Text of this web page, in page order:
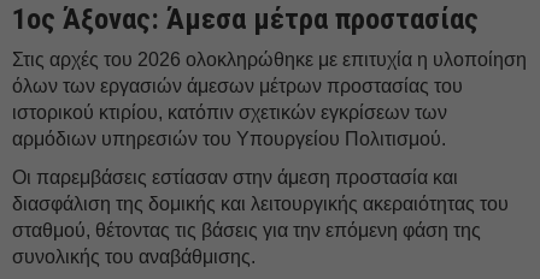
1ος Άξονας: Άμεσα μέτρα προστασίας
Στις αρχές του 2026 ολοκληρώθηκε με επιτυχία η υλοποίηση
όλων των εργασιών άμεσων μέτρων προστασίας του
ιστορικού κτιρίου, κατόπιν σχετικών εγκρίσεων των
αρμόδιων υπηρεσιών του Υπουργείου Πολιτισμού.
Οι παρεμβάσεις εστίασαν στην άμεση προστασία και
διασφάλιση της δομικής και λειτουργικής ακεραιότητας του
σταθμού, θέτοντας τις βάσεις για την επόμενη φάση της
συνολικής του αναβάθμισης.